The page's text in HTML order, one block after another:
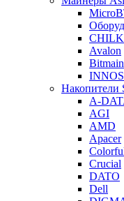
Avalon
Bitmain
Накопители
A-
AGI
AMD
Apacer
Crucial
DATO
Dell